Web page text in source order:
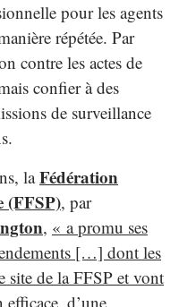
pour les agents
répétée. Par
contre les actes de
confier à des
de surveillance
laFédération
(FFSP), par
, « a promu ses
[…] dont les
site de la FFSP et vont
efficace, d’une